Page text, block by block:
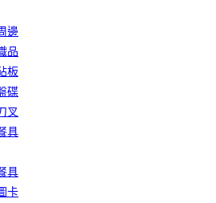
邊
品
板
碟
叉
具
具
卡